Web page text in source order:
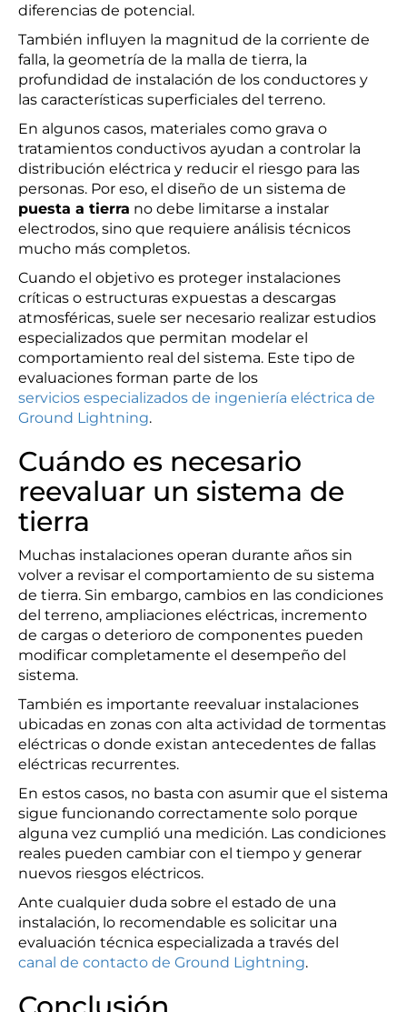
diferencias de potencial.
También influyen la magnitud de la corriente de
falla, la geometría de la malla de tierra, la
profundidad de instalación de los conductores y
las características superficiales del terreno.
En algunos casos, materiales como grava o
tratamientos conductivos ayudan a controlar la
distribución eléctrica y reducir el riesgo para las
personas. Por eso, el diseño de un sistema de
puesta a tierra no debe limitarse a instalar
electrodos, sino que requiere análisis técnicos
mucho más completos.
Cuando el objetivo es proteger instalaciones
críticas o estructuras expuestas a descargas
atmosféricas, suele ser necesario realizar estudios
especializados que permitan modelar el
comportamiento real del sistema. Este tipo de
evaluaciones forman parte de los
servicios especializados de ingeniería eléctrica de
Ground Lightning.
Cuándo es necesario
reevaluar un sistema de
tierra
Muchas instalaciones operan durante años sin
volver a revisar el comportamiento de su sistema
de tierra. Sin embargo, cambios en las condiciones
del terreno, ampliaciones eléctricas, incremento
de cargas o deterioro de componentes pueden
modificar completamente el desempeño del
sistema.
También es importante reevaluar instalaciones
ubicadas en zonas con alta actividad de tormentas
eléctricas o donde existan antecedentes de fallas
eléctricas recurrentes.
En estos casos, no basta con asumir que el sistema
sigue funcionando correctamente solo porque
alguna vez cumplió una medición. Las condiciones
reales pueden cambiar con el tiempo y generar
nuevos riesgos eléctricos.
Ante cualquier duda sobre el estado de una
instalación, lo recomendable es solicitar una
evaluación técnica especializada a través del
canal de contacto de Ground Lightning.